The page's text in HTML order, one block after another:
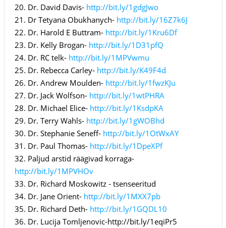
20. Dr. David Davis- http://bit.ly/1gdgJwo
21. Dr Tetyana Obukhanych- http://bit.ly/16Z7k6J
22. Dr. Harold E Buttram- http://bit.ly/1Kru6Df
23. Dr. Kelly Brogan- http://bit.ly/1D31pfQ
24. Dr. RC telk- http://bit.ly/1MPVwmu
25. Dr. Rebecca Carley- http://bit.ly/K49F4d
26. Dr. Andrew Moulden- http://bit.ly/1fwzKJu
27. Dr. Jack Wolfson- http://bit.ly/1wtPHRA
28. Dr. Michael Elice- http://bit.ly/1KsdpKA
29. Dr. Terry Wahls- http://bit.ly/1gWOBhd
30. Dr. Stephanie Seneff- http://bit.ly/1OtWxAY
31. Dr. Paul Thomas- http://bit.ly/1DpeXPf
32. Paljud arstid räägivad korraga-
http://bit.ly/1MPVHOv
33. Dr. Richard Moskowitz - tsenseeritud
34. Dr. Jane Orient- http://bit.ly/1MXX7pb
35. Dr. Richard Deth- http://bit.ly/1GQDL10
36. Dr. Lucija Tomljenovic-http://bit.ly/1eqiPr5